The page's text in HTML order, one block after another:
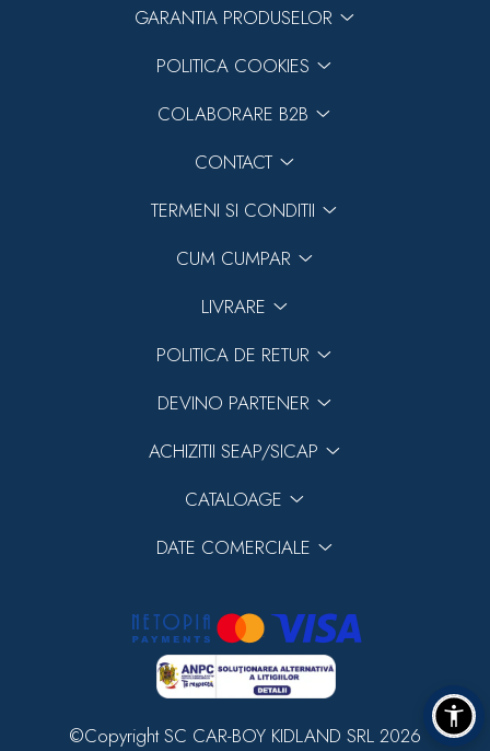
GARANTIA PRODUSELOR
POLITICA COOKIES
COLABORARE B2B
CONTACT
TERMENI SI CONDITII
CUM CUMPAR
LIVRARE
POLITICA DE RETUR
DEVINO PARTENER
ACHIZITII SEAP/SICAP
CATALOAGE
DATE COMERCIALE
©Copyright SC CAR-BOY KIDLAND SRL 2026